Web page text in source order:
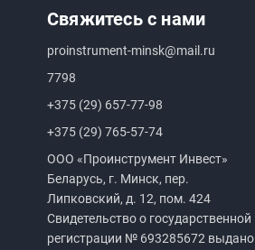
Свяжитесь с нами
proinstrument-minsk@mail.ru
7798
+375 (29) 657-77-98
+375 (29) 765-57-74
ООО «Проинструмент Инвест»
Беларусь, г. Минск, пер.
Липковский, д. 12, пом. 424
Свидетельство о государственной
регистрации № 693285672 выдано